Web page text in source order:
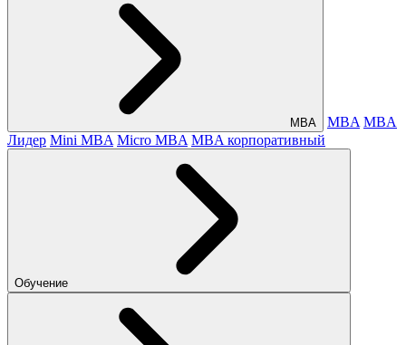
МВА MBA MBA
Лидер Mini MBA Micro MBA MBA корпоративный
Обучение